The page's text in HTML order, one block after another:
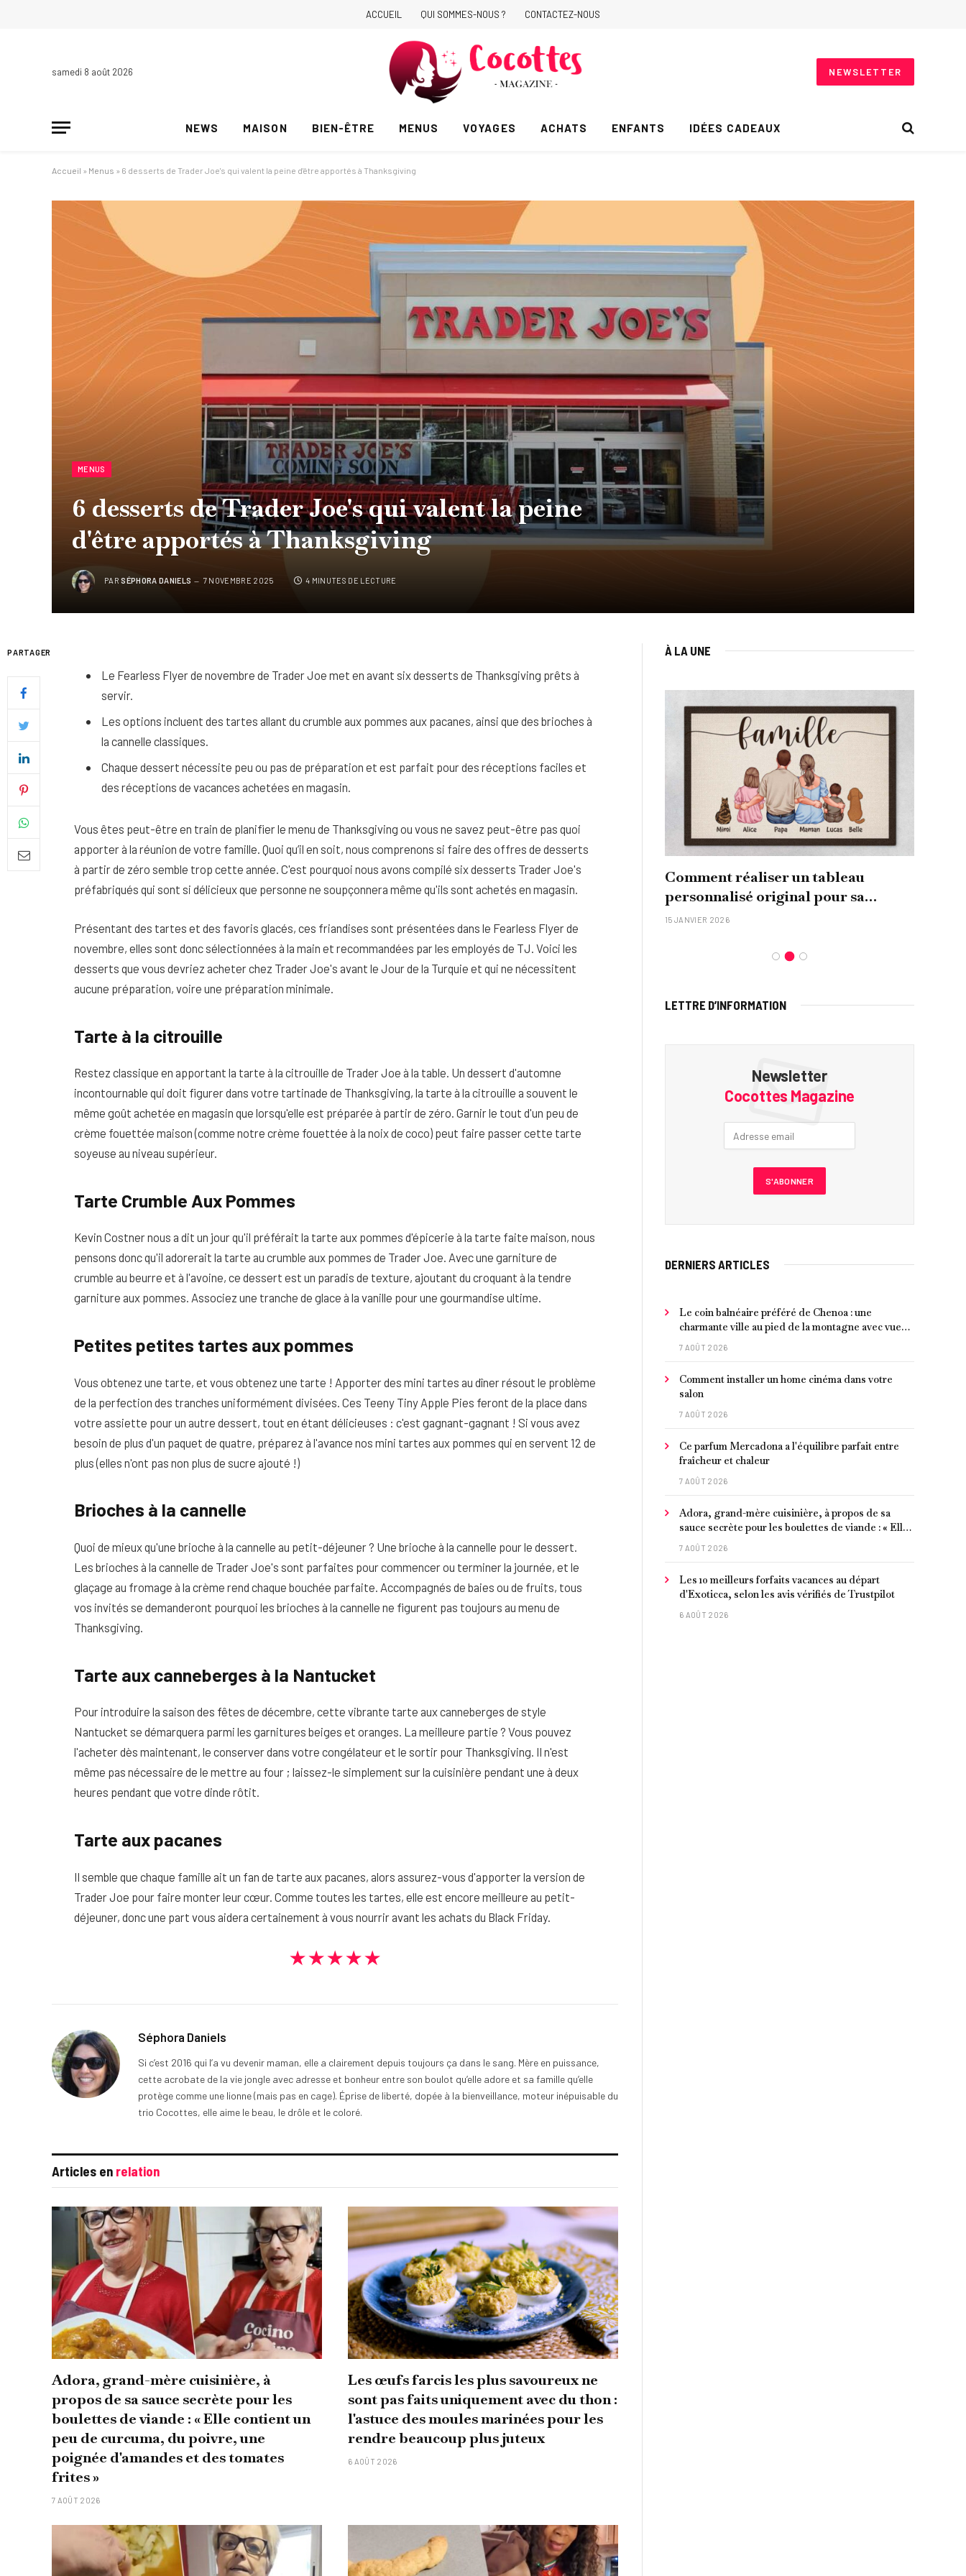
ACCUEIL QUI SOMMES-NOUS ? CONTACTEZ-NOUS
samedi 8 août 2026 NEWSLETTER
NEWS MAISON BIEN-ÊTRE MENUS VOYAGES ACHATS ENFANTS IDÉES CADEAUX
Accueil » Menus » 6 desserts de Trader Joe's qui valent la peine d'être apportés à Thanksgiving
MENUS
6 desserts de Trader Joe's qui valent la peine
d'être apportés à Thanksgiving
PAR SÉPHORA DANIELS 7 NOVEMBRE 2025 4 MINUTES DE LECTURE
PARTAGER
Le Fearless Flyer de novembre de Trader Joe met en avant six desserts de Thanksgiving prêts à
servir.
Les options incluent des tartes allant du crumble aux pommes aux pacanes, ainsi que des brioches à
la cannelle classiques.
Chaque dessert nécessite peu ou pas de préparation et est parfait pour des réceptions faciles et
des réceptions de vacances achetées en magasin.
Vous êtes peut-être en train de planifier le menu de Thanksgiving ou vous ne savez peut-être pas quoi
apporter à la réunion de votre famille. Quoi qu’il en soit, nous comprenons si faire des offres de desserts
à partir de zéro semble trop cette année. C'est pourquoi nous avons compilé six desserts Trader Joe's
préfabriqués qui sont si délicieux que personne ne soupçonnera même qu'ils sont achetés en magasin.
Présentant des tartes et des favoris glacés, ces friandises sont présentées dans le Fearless Flyer de
novembre, elles sont donc sélectionnées à la main et recommandées par les employés de TJ. Voici les
desserts que vous devriez acheter chez Trader Joe's avant le Jour de la Turquie et qui ne nécessitent
aucune préparation, voire une préparation minimale.
Tarte à la citrouille
Restez classique en apportant la tarte à la citrouille de Trader Joe à la table. Un dessert d'automne
incontournable qui doit figurer dans votre tartinade de Thanksgiving, la tarte à la citrouille a souvent le
même goût achetée en magasin que lorsqu'elle est préparée à partir de zéro. Garnir le tout d'un peu de
crème fouettée maison (comme notre crème fouettée à la noix de coco) peut faire passer cette tarte
soyeuse au niveau supérieur.
Tarte Crumble Aux Pommes
Kevin Costner nous a dit un jour qu'il préférait la tarte aux pommes d'épicerie à la tarte faite maison, nous
pensons donc qu'il adorerait la tarte au crumble aux pommes de Trader Joe. Avec une garniture de
crumble au beurre et à l'avoine, ce dessert est un paradis de texture, ajoutant du croquant à la tendre
garniture aux pommes. Associez une tranche de glace à la vanille pour une gourmandise ultime.
Petites petites tartes aux pommes
Vous obtenez une tarte, et vous obtenez une tarte ! Apporter des mini tartes au dîner résout le problème
de la perfection des tranches uniformément divisées. Ces Teeny Tiny Apple Pies feront de la place dans
votre assiette pour un autre dessert, tout en étant délicieuses : c'est gagnant-gagnant ! Si vous avez
besoin de plus d'un paquet de quatre, préparez à l'avance nos mini tartes aux pommes qui en servent 12 de
plus (elles n'ont pas non plus de sucre ajouté !)
Brioches à la cannelle
Quoi de mieux qu'une brioche à la cannelle au petit-déjeuner ? Une brioche à la cannelle pour le dessert.
Les brioches à la cannelle de Trader Joe's sont parfaites pour commencer ou terminer la journée, et le
glaçage au fromage à la crème rend chaque bouchée parfaite. Accompagnés de baies ou de fruits, tous
vos invités se demanderont pourquoi les brioches à la cannelle ne figurent pas toujours au menu de
Thanksgiving.
Tarte aux canneberges à la Nantucket
Pour introduire la saison des fêtes de décembre, cette vibrante tarte aux canneberges de style
Nantucket se démarquera parmi les garnitures beiges et oranges. La meilleure partie ? Vous pouvez
l'acheter dès maintenant, le conserver dans votre congélateur et le sortir pour Thanksgiving. Il n'est
même pas nécessaire de le mettre au four ; laissez-le simplement sur la cuisinière pendant une à deux
heures pendant que votre dinde rôtit.
Tarte aux pacanes
Il semble que chaque famille ait un fan de tarte aux pacanes, alors assurez-vous d'apporter la version de
Trader Joe pour faire monter leur cœur. Comme toutes les tartes, elle est encore meilleure au petit-
déjeuner, donc une part vous aidera certainement à vous nourrir avant les achats du Black Friday.
★★★★★
Séphora Daniels
Si c’est 2016 qui l’a vu devenir maman, elle a clairement depuis toujours ça dans le sang. Mère en puissance,
cette acrobate de la vie jongle avec adresse et bonheur entre son boulot qu’elle adore et sa famille qu’elle
protège comme une lionne (mais pas en cage). Éprise de liberté, dopée à la bienveillance, moteur inépuisable du
trio Cocottes, elle aime le beau, le drôle et le coloré.
Articles en relation
Adora, grand-mère cuisinière, à
propos de sa sauce secrète pour les
boulettes de viande : « Elle contient un
peu de curcuma, du poivre, une
poignée d'amandes et des tomates
frites »
7 AOÛT 2026
Les œufs farcis les plus savoureux ne
sont pas faits uniquement avec du thon :
l'astuce des moules marinées pour les
rendre beaucoup plus juteux
6 AOÛT 2026
À LA UNE
Quel soin adopter pour une peau
uniforme et lumineuse
Peau sèche et sensible : quels soins
utiliser pour ne pas l’irriter ?
Comment réaliser un tableau
personnalisé original pour sa
famille ?
15 JANVIER 2026
LETTRE D’INFORMATION
Newsletter
Cocottes Magazine
DERNIERS ARTICLES
Le coin balnéaire préféré de Chenoa : une
charmante ville au pied de la montagne avec vue
sur la Méditerranée, bon poisson et criques
7 AOÛT 2026
Comment installer un home cinéma dans votre
salon
7 AOÛT 2026
Ce parfum Mercadona a l'équilibre parfait entre
fraîcheur et chaleur
7 AOÛT 2026
Adora, grand-mère cuisinière, à propos de sa
sauce secrète pour les boulettes de viande : « Elle
contient un peu de curcuma, du poivre, une
7 AOÛT 2026
Les 10 meilleurs forfaits vacances au départ
d'Exoticca, selon les avis vérifiés de Trustpilot
6 AOÛT 2026